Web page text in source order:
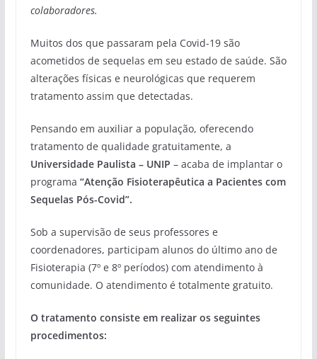
colaboradores.
Muitos dos que passaram pela Covid-19 são
acometidos de sequelas em seu estado de saúde. São
alterações físicas e neurológicas que requerem
tratamento assim que detectadas.
Pensando em auxiliar a população, oferecendo
tratamento de qualidade gratuitamente, a
Universidade Paulista – UNIP – acaba de implantar o
programa “Atenção Fisioterapêutica a Pacientes com
Sequelas Pós-Covid”.
Sob a supervisão de seus professores e
coordenadores, participam alunos do último ano de
Fisioterapia (7º e 8º períodos) com atendimento à
comunidade. O atendimento é totalmente gratuito.
O tratamento consiste em realizar os seguintes
procedimentos: